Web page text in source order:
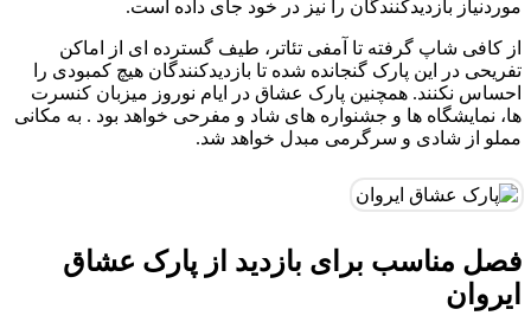
موردنیاز بازدیدکنندگان را نیز در خود جای داده است.
از کافی شاپ گرفته تا آمفی تئاتر، طیف گسترده ای از اماکن
تفریحی در این پارک گنجانده شده تا بازدیدکنندگان هیچ کمبودی را
احساس نکنند. همچنین پارک عشاق در ایام نوروز میزبان کنسرت
ها، نمایشگاه ها و جشنواره های شاد و مفرحی خواهد بود . به مکانی
مملو از شادی و سرگرمی مبدل خواهد شد.
فصل مناسب برای بازدید از پارک عشاق
ایروان